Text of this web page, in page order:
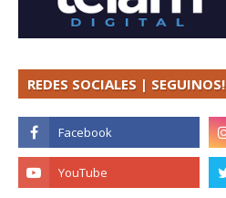
REDES SOCIALES | SEGUINOS!